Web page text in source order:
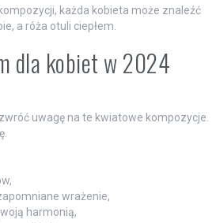
każda kobieta może znaleźć
a róża otuli ciepłem.
dla kobiet w 2024
uwagę na te kwiatowe kompozycje.
wrażenie,
harmonią,